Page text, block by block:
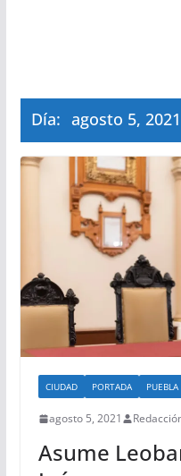
Día: agosto 5, 2021
CIUDAD PORTADA PUEBLA
agosto 5, 2021
Asume